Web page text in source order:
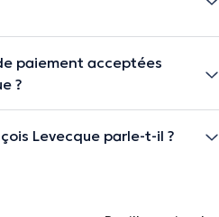
paiement acceptées
?
Levecque parle-t-il ?